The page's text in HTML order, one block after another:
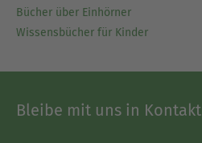
Bücher über Einhörner
Wissensbücher für Kinder
Bleibe mit uns in Kontakt